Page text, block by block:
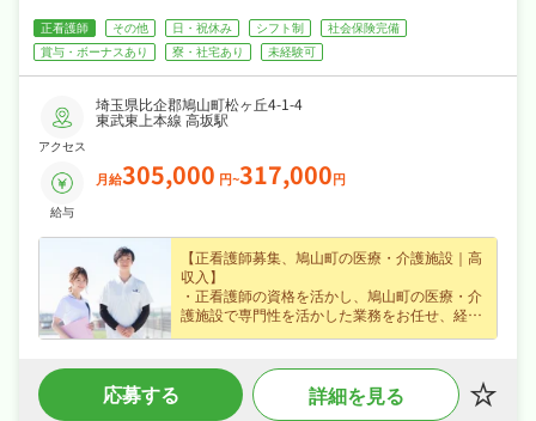
正看護師 その他 日・祝休み シフト制
社会保険完備
賞与・ボーナスあり
寮・社宅あり 未経験可
アクセス
埼玉県比企郡鳩山町松ヶ丘4-1-4
東武東上本線 高坂駅
給与
月給305,000 円~317,000円
【正看護師募集、鳩山町の医療・介護施設｜高
収入】
・正看護師の資格を活かし、鳩山町の医療・介
護施設で専門性を活かした業務をお任せ、経験
務手当など各種手当など好待遇で、あなたの経
験を正当に評価します♪
・日勤のみで週休2日制・日曜・祝日休み・年
応募する 詳細を見る